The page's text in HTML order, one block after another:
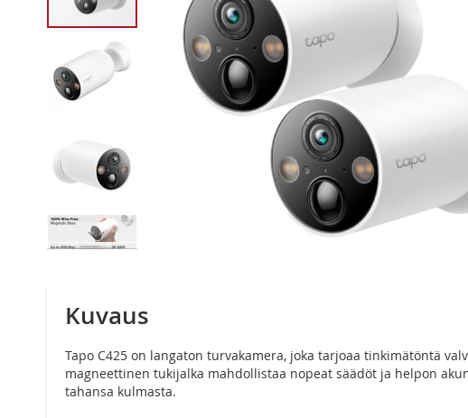
Kuvaus
Tapo C425 on langaton turvakamera, joka tarjoaa tinkimätöntä
magneettinen tukijalka mahdollistaa nopeat säädöt ja helpon
tahansa kulmasta.